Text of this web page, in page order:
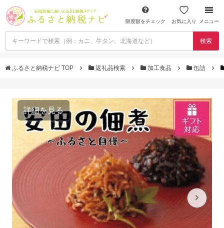
限度額をチェック お気に入り メニュー
検索
ふるさと納税ナビ TOP 返礼品検索 加工食品 缶詰
詳細を見る